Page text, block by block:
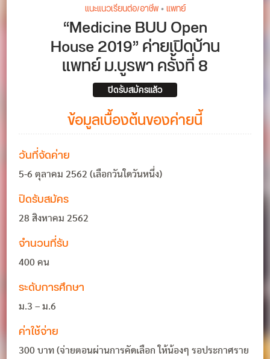
แนะแนวเรียนต่อ/อาชีพ•แพทย์
“Medicine BUU Open
House 2019” ค่ายเปิดบ้าน
แพทย์ ม.บูรพา ครั้งที่ 8
ปิดรับสมัครแล้ว
ข้อมูลเบื้องต้นของค่ายนี้
วันที่จัดค่าย
5-6 ตุลาคม 2562 (เลือกวันใดวันหนึ่ง)
ปิดรับสมัคร
28 สิงหาคม 2562
จำนวนที่รับ
400 คน
ระดับการศึกษา
ม.3 – ม.6
ค่าใช้จ่าย
300 บาท (จ่ายตอนผ่านการคัดเลือก ให้น้องๆ รอประกาศราย